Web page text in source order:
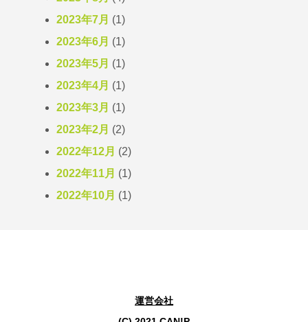
2023年7月 (1)
2023年6月 (1)
2023年5月 (1)
2023年4月 (1)
2023年3月 (1)
2023年2月 (2)
2022年12月 (2)
2022年11月 (1)
2022年10月 (1)
運営会社